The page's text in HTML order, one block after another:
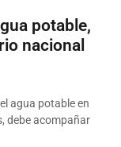
potable,
nacional
agua potable en
debe acompañar